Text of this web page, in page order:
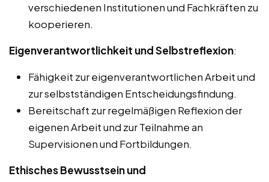
verschiedenen Institutionen und Fachkräften zu
kooperieren.
Eigenverantwortlichkeit und Selbstreflexion:
Fähigkeit zur eigenverantwortlichen Arbeit und
zur selbstständigen Entscheidungsfindung.
Bereitschaft zur regelmäßigen Reflexion der
eigenen Arbeit und zur Teilnahme an
Supervisionen und Fortbildungen.
Ethisches Bewusstsein und